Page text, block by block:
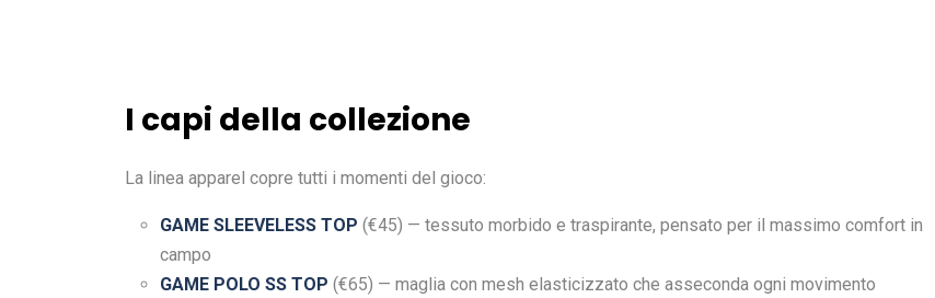
I capi della collezione
La linea apparel copre tutti i momenti del gioco:
GAME SLEEVELESS TOP (€45) — tessuto morbido e traspirante, pensato per il massimo comfort in
campo
GAME POLO SS TOP (€65) — maglia con mesh elasticizzato che asseconda ogni movimento